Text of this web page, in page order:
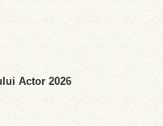
Actor 2026